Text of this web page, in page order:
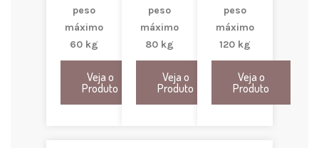
peso
máximo
60 kg
Veja o
Produto
peso
máximo
80 kg
Veja o
Produto
peso
máximo
120 kg
Veja o
Produto